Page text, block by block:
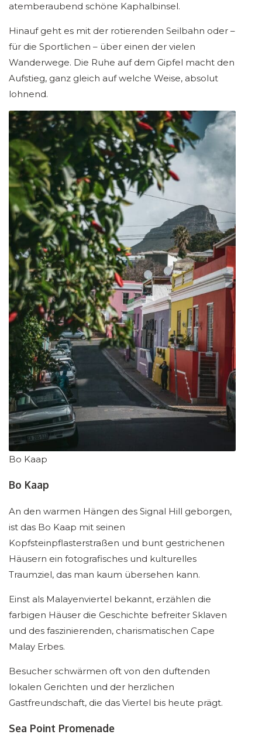
atemberaubend schöne Kaphalbinsel.
Hinauf geht es mit der rotierenden Seilbahn oder –
für die Sportlichen – über einen der vielen
Wanderwege. Die Ruhe auf dem Gipfel macht den
Aufstieg, ganz gleich auf welche Weise, absolut
lohnend.
Bo Kaap
Bo Kaap
An den warmen Hängen des Signal Hill geborgen,
ist das Bo Kaap mit seinen
Kopfsteinpflasterstraßen und bunt gestrichenen
Häusern ein fotografisches und kulturelles
Traumziel, das man kaum übersehen kann.
Einst als Malayenviertel bekannt, erzählen die
farbigen Häuser die Geschichte befreiter Sklaven
und des faszinierenden, charismatischen Cape
Malay Erbes.
Besucher schwärmen oft von den duftenden
lokalen Gerichten und der herzlichen
Gastfreundschaft, die das Viertel bis heute prägt.
Sea Point Promenade